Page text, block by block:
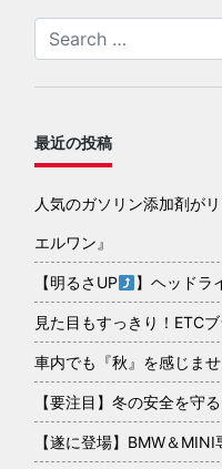
最近の投稿
人気のガソリン添加剤が
エルワン』
【明るさUP 】ヘッドラ
見た目もすっきり！ETC
車内でも『秋』を感じま
【要注目】冬の安全を守
【遂に登場】BMW＆